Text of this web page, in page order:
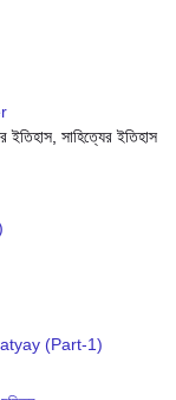
সাহিত্যের ইতিহাস
(Part-1)